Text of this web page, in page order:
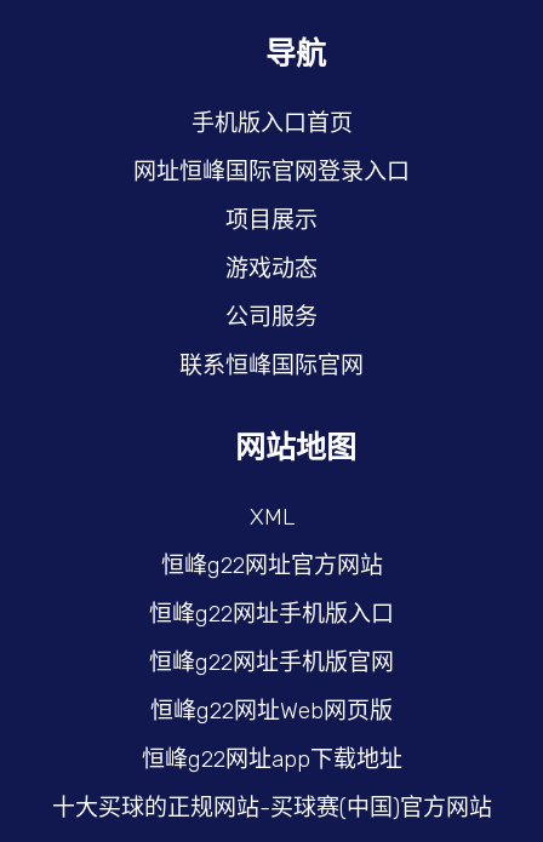
导航
手机版入口首页
网址恒峰国际官网登录入口
项目展示
游戏动态
公司服务
联系恒峰国际官网
网站地图
XML
恒峰g22网址官方网站
恒峰g22网址手机版入口
恒峰g22网址手机版官网
恒峰g22网址Web网页版
恒峰g22网址app下载地址
十大买球的正规网站-买球赛(中国)官方网站